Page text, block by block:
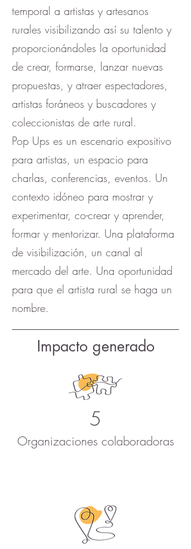
temporal a artistas y artesanos
rurales visibilizando así su talento y
proporcionándoles la oportunidad
de crear, formarse, lanzar nuevas
propuestas, y atraer espectadores,
artistas foráneos y buscadores y
coleccionistas de arte rural.
Pop Ups es un escenario expositivo
para artistas, un espacio para
charlas, conferencias, eventos. Un
contexto idóneo para mostrar y
experimentar, co-crear y aprender,
formar y mentorizar. Una plataforma
de visibilización, un canal al
mercado del arte. Una oportunidad
para que el artista rural se haga un
nombre.
Impacto generado
5
Organizaciones colaboradoras